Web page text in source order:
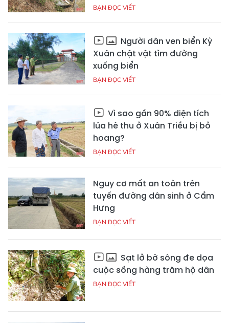
BẠN ĐỌC VIẾT
Người dân ven biển Kỳ
Xuân chật vật tìm đường
xuống biển
BẠN ĐỌC VIẾT
Vì sao gần 90% diện tích
lúa hè thu ở Xuân Triều bị bỏ
hoang?
BẠN ĐỌC VIẾT
Nguy cơ mất an toàn trên
tuyến đường dân sinh ở Cẩm
Hưng
BẠN ĐỌC VIẾT
Sạt lở bờ sông đe dọa
cuộc sống hàng trăm hộ dân
BẠN ĐỌC VIẾT